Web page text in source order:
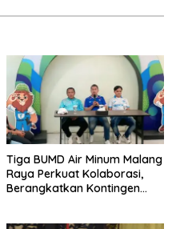
Tiga BUMD Air Minum Malang
Raya Perkuat Kolaborasi,
Berangkatkan Kontingen